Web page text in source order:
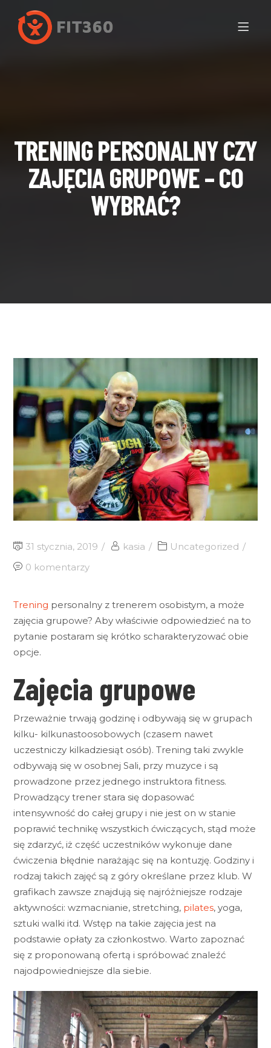
TRENING PERSONALNY CZY
ZAJĘCIA GRUPOWE – CO
WYBRAĆ?
31 stycznia, 2019 kasia
Uncategorized
0 komentarzy
Trening personalny z trenerem osobistym, a może
zajęcia grupowe? Aby właściwie odpowiedzieć na to
pytanie postaram się krótko scharakteryzować obie
opcje.
Zajęcia grupowe
Przeważnie trwają godzinę i odbywają się w grupach
kilku- kilkunastoosobowych (czasem nawet
uczestniczy kilkadziesiąt osób). Trening taki zwykle
odbywają się w osobnej Sali, przy muzyce i są
prowadzone przez jednego instruktora fitness.
Prowadzący trener stara się dopasować
intensywność do całej grupy i nie jest on w stanie
poprawić technikę wszystkich ćwiczących, stąd może
się zdarzyć, iż część uczestników wykonuje dane
ćwiczenia błędnie narażając się na kontuzję. Godziny i
rodzaj takich zajęć są z góry określane przez klub. W
grafikach zawsze znajdują się najróżniejsze rodzaje
aktywności: wzmacnianie, stretching, pilates, yoga,
sztuki walki itd. Wstęp na takie zajęcia jest na
podstawie opłaty za członkostwo. Warto zapoznać
się z proponowaną ofertą i spróbować znaleźć
najodpowiedniejsze dla siebie.